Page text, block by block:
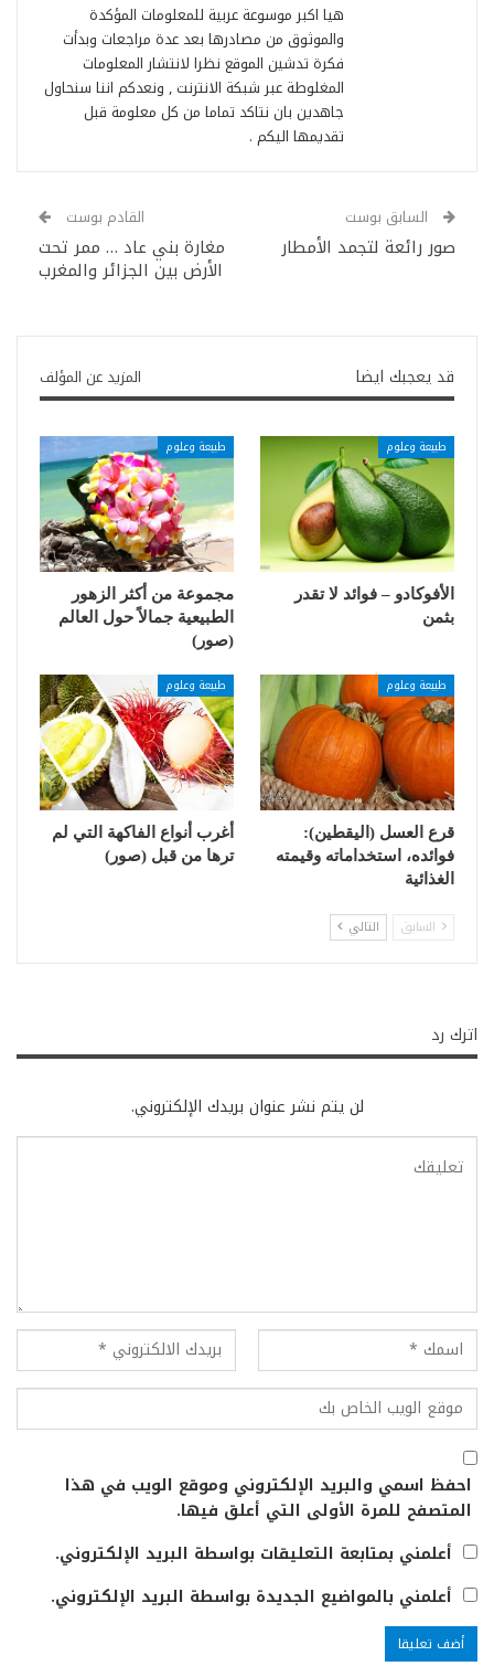
هيا اكبر موسوعة عربية للمعلومات المؤكدة
والموثوق من مصادرها بعد عدة مراجعات وبدأت
فكرة تدشين الموقع نظرا لانتشار المعلومات
المغلوطة عبر شبكة الانترنت , ونعدكم اننا سنحاول
جاهدين بان نتاكد تماما من كل معلومة قبل
تقديمها اليكم .
السابق بوست
صور رائعة لتجمد الأمطار
القادم بوست
مغارة بني عاد … ممر تحت
الأرض بين الجزائر والمغرب
قد يعجبك ايضا المزيد عن المؤلف
طبيعة وعلوم
الأفوكادو – فوائد لا تقدر
بثمن
طبيعة وعلوم
مجموعة من أكثر الزهور
الطبيعية جمالاً حول العالم
(صور)
طبيعة وعلوم
قرع العسل (اليقطين):
فوائده، استخداماته وقيمته
الغذائية
طبيعة وعلوم
أغرب أنواع الفاكهة التي لم
ترها من قبل (صور)
السابق التالي
اترك رد
لن يتم نشر عنوان بريدك الإلكتروني.
احفظ اسمي والبريد الإلكتروني وموقع الويب في هذا
المتصفح للمرة الأولى التي أعلق فيها.
أعلمني بمتابعة التعليقات بواسطة البريد الإلكتروني.
أعلمني بالمواضيع الجديدة بواسطة البريد الإلكتروني.